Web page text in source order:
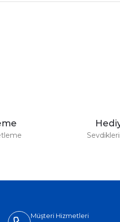
Müşteri Hizmetleri